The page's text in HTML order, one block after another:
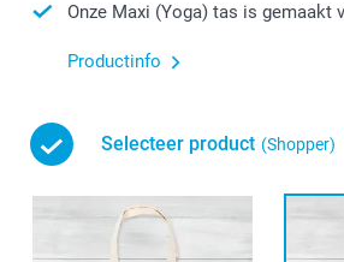
Onze Maxi (Yoga) tas is gemaakt
Productinfo
Selecteer product (Shopper)